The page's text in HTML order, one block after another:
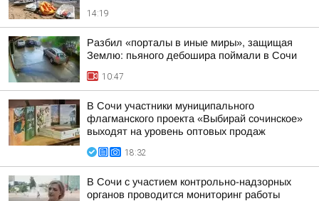
14:19
Разбил «порталы в иные миры», защищая
Землю: пьяного дебошира поймали в Сочи
10:47
В Сочи участники муниципального
флагманского проекта «Выбирай сочинское»
выходят на уровень оптовых продаж
18:32
В Сочи с участием контрольно-надзорных
органов проводится мониторинг работы